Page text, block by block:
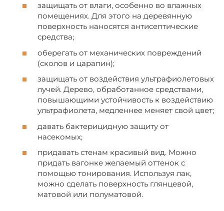
защищать от влаги, особенно во влажных
помещениях. Для этого на деревянную
поверхность наносятся антисептические
средства;
оберегать от механических повреждений
(сколов и царапин);
защищать от воздействия ультрафиолетовых
лучей. Дерево, обработанное средствами,
повышающими устойчивость к воздействию
ультрафиолета, медленнее меняет свой цвет;
давать бактерицидную защиту от
насекомых;
придавать стенам красивый вид. Можно
придать вагонке желаемый оттенок с
помощью тонирования. Используя лак,
можно сделать поверхность глянцевой,
матовой или полуматовой.